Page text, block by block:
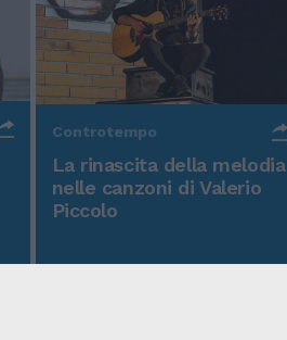
Controtempo
La rinascita della melodia
nelle canzoni di Valerio
Piccolo